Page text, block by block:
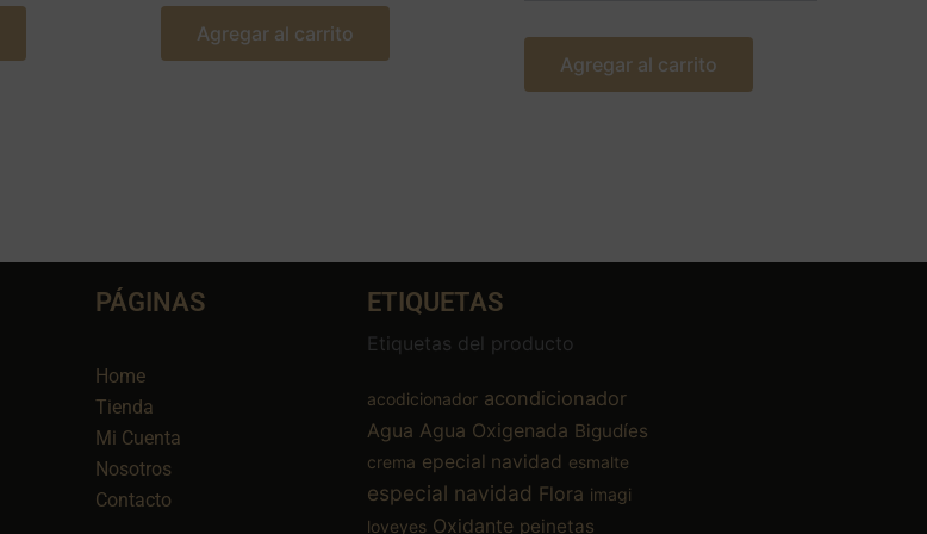
Agregar al carrito
Agregar al carrito
PÁGINAS
Home
Tienda
Mi Cuenta
Nosotros
Contacto
ETIQUETAS
Etiquetas del producto
acodicionador acondicionador
Agua Agua Oxigenada Bigudíes
crema epecial navidad esmalte
especial navidad Flora imagi
loveyes Oxidante peinetas